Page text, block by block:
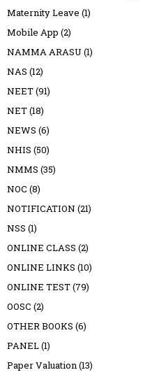
Maternity Leave (1)
Mobile App (2)
NAMMA ARASU (1)
NAS (12)
NEET(91)
NET(18)
NEWS (6)
NHIS (50)
NMMS (35)
NOC (8)
NOTIFICATION (21)
NSS (1)
ONLINE CLASS (2)
ONLINE LINKS (10)
ONLINE TEST(79)
OOSC (2)
OTHER BOOKS (6)
PANEL(1)
Paper Valuation(13)